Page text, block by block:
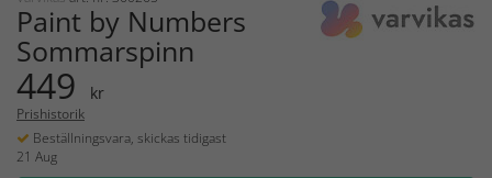
Paint by Numbers
Sommarspinn
449 kr
Prishistorik
Beställningsvara, skickas tidigast
21 Aug